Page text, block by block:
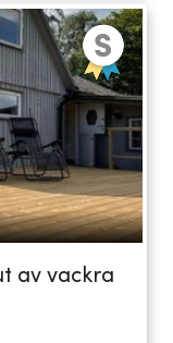
av vackra